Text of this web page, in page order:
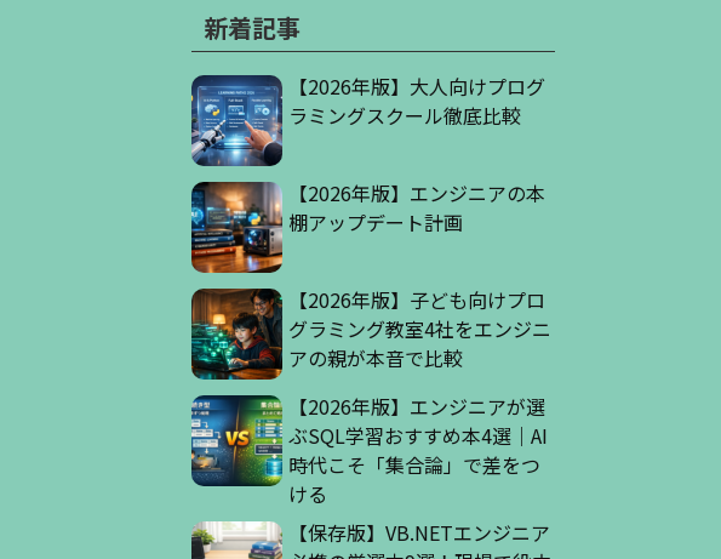
新着記事
【2026年版】大人向けプログ
ラミングスクール徹底比較
【2026年版】エンジニアの本
棚アップデート計画
【2026年版】子ども向けプロ
グラミング教室4社をエンジニ
アの親が本音で比較
【2026年版】エンジニアが選
ぶSQL学習おすすめ本4選｜AI
時代こそ「集合論」で差をつ
ける
【保存版】VB.NETエンジニア